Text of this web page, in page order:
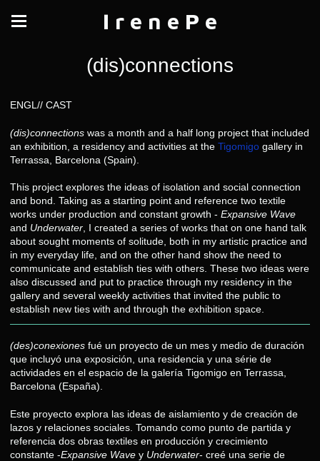
I r e n e P e
(dis)connections
ENGL// CAST
(dis)connections was a month and a half long project that included
an exhibition, a residency and activities at the Tigomigo gallery in
Terrassa, Barcelona (Spain).
This project explores the ideas of isolation and social connection
and bond. Taking as a starting point and reference two textile
works under production and constant growth - Expansive Wave
and Underwater , I created a series of works that on one hand talk
about sought moments of solitude, both in my artistic practice and
in my everyday life, and on the other hand show the need to
communicate and establish ties with others. These two ideas were
also discussed and put to practice through my residency in the
gallery and several weekly activities that invited the public to
establish new ties with and through the exhibition space.
(des)conexiones fué un proyecto de un mes y medio de duración
que incluyó una exposición, una residencia y una série de
actividades en el espacio de la galería Tigomigo en Terrassa,
Barcelona (España).
Este proyecto explora las ideas de aislamiento y de creación de
lazos y relaciones sociales. Tomando como punto de partida y
referencia dos obras textiles en producción y crecimiento
constante -Expansive Wave y Underwater- creé una serie de